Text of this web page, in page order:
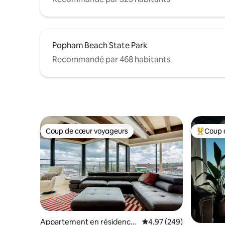
Popham Beach State Park
Recommandé par 468 habitants
Coup de cœur voyageurs
Coup de cœur voyageurs
Appartement en résidence
Évaluation moyenne
4,97 (249)
Coups
Coup